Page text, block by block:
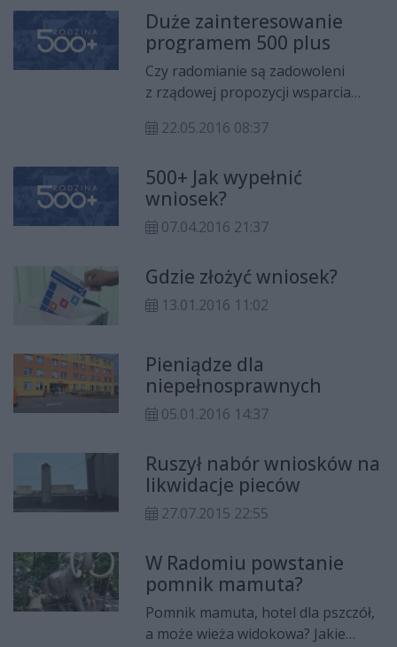
Duże zainteresowanie
programem 500 plus
Czy radomianie są zadowoleni
z rządowej propozycji wsparcia
sondę - TUTAJ.
22.05.2016 08:37
500+ Jak wypełnić
wniosek?
07.04.2016 21:37
Gdzie złożyć wniosek?
13.01.2016 11:02
Pieniądze dla
niepełnosprawnych
05.01.2016 14:37
Ruszył nabór wniosków na
likwidacje pieców
27.07.2015 22:55
W Radomiu powstanie
pomnik mamuta?
Pomnik mamuta, hotel dla pszczół,
a może wieża widokowa? Jakie